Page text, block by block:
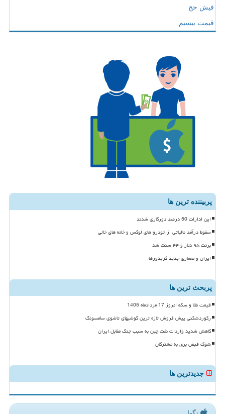
فیش حج
قیمت بیسیم
پربیننده ترین ها
این ادارات 50 درصد دورکاری شدند
سقوط درآمد مالیاتی از خودرو های لوکس و خانه های خالی
برنت ۹۵ دلار و ۴۴ سنت شد
ایران و معماری جدید کریدورها
پربحث ترین ها
قیمت طلا و سکه امروز 17 مردادماه 1405
رکوردشکنی پیش فروش تازه ترین گوشیهای تاشوی سامسونگ
کاهش شدید واردات نفت چین به سبب جنگ مقابل ایران
شوک قبض برق به مشترکان
جدیدترین ها